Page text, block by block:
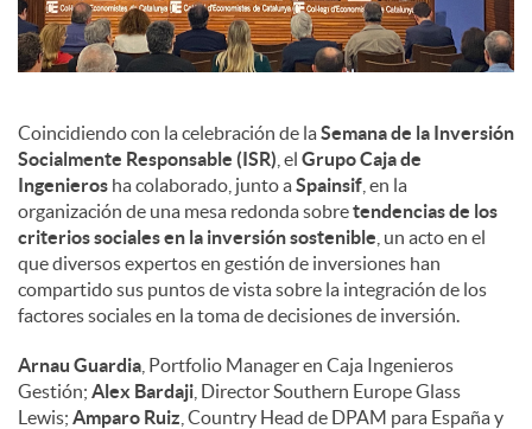
Coincidiendo con la celebración de laSemana de la Inversión
Socialmente Responsable (ISR) , el Grupo Caja de
Ingenieros ha colaborado, junto aSpainsif , en la
organización de una mesa redonda sobretendencias de los
criterios sociales en la inversión sostenible , un acto en el
que diversos expertos en gestión de inversiones han
compartido sus puntos de vista sobre la integración de los
factores sociales en la toma de decisiones de inversión.
Arnau Guardia , Portfolio Manager en Caja Ingenieros
Gestión; Alex Bardaji , Director Southern Europe Glass
Lewis; Amparo Ruiz , Country Head de DPAM para España y